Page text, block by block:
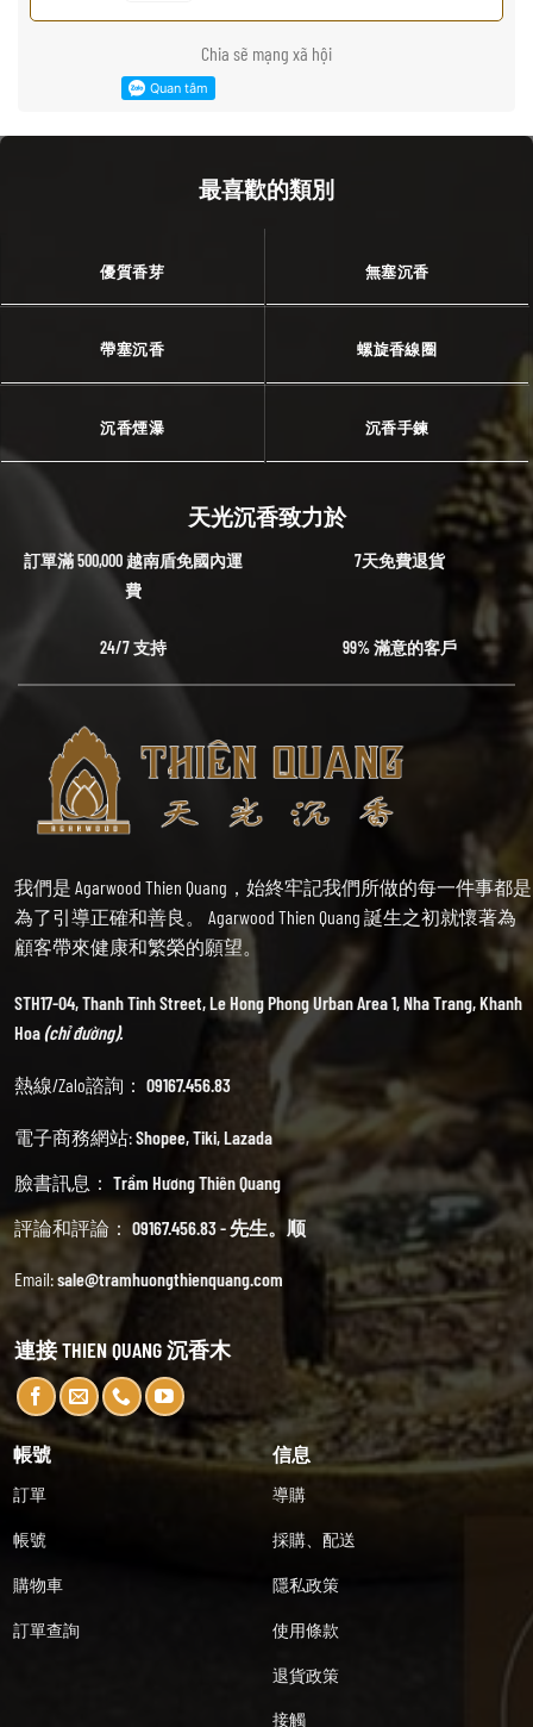
Chia sẽ mạng xã hội
最喜歡的類別
優質香芽 無塞沉香
帶塞沉香 螺旋香線圈
沉香煙瀑 沉香手鍊
天光沉香致力於
訂單滿 500,000 越南盾免國內運
費
7天免費退貨
24/7 支持 99% 滿意的客戶
我們是 Agarwood Thien Quang，始終牢記我們所做的每一件事都是
為了引導正確和善良。 Agarwood Thien Quang 誕生之初就懷著為
顧客帶來健康和繁榮的願望。
STH17-04, Thanh Tinh Street, Le Hong Phong Urban Area 1, Nha Trang, Khanh
Hoa(chỉ đường).
熱線/Zalo諮詢： 09167.456.83
電子商務網站:Shopee,Tiki,Lazada
臉書訊息： Trầm Hương Thiên Quang
評論和評論： 09167.456.83 - 先生。顺
Email:sale@tramhuongthienquang.com
連接 THIEN QUANG 沉香木
帳號
訂單
帳號
購物車
訂單查詢
信息
導購
採購、配送
隱私政策
使用條款
退貨政策
接觸